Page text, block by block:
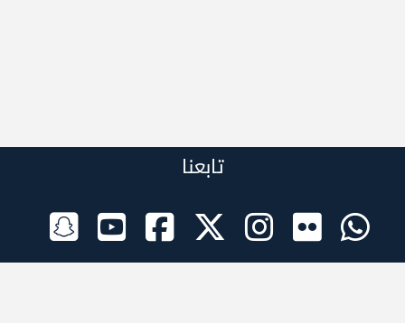
تابعنا